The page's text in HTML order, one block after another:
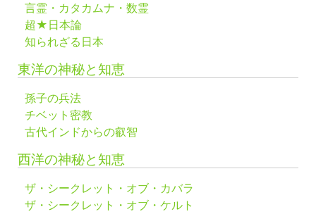
言霊・カタカムナ・数霊
超★日本論
知られざる日本
東洋の神秘と知恵
孫子の兵法
チベット密教
古代インドからの叡智
西洋の神秘と知恵
ザ・シークレット・オブ・カバラ
ザ・シークレット・オブ・ケルト